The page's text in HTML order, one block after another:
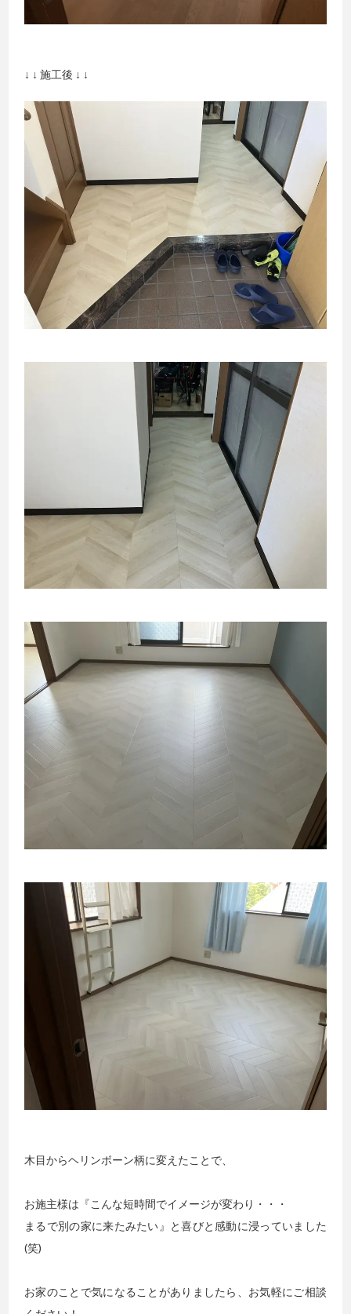
↓ ↓ 施工後 ↓ ↓
木目からヘリンボーン柄に変えたことで、
お施主様は『こんな短時間でイメージが変わり・・・
まるで別の家に来たみたい』と喜びと感動に浸っていました
(笑)
お家のことで気になることがありましたら、お気軽にご相談